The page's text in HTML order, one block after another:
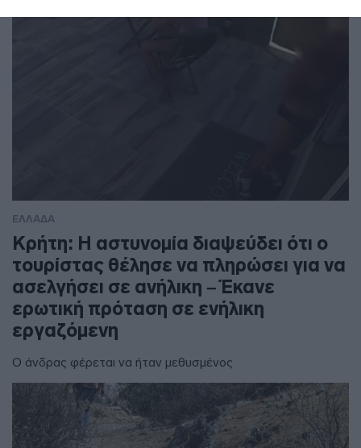
ΕΛΛΑΔΑ
Κρήτη: Η αστυνομία διαψεύδει ότι ο
τουρίστας θέλησε να πληρώσει για να
ασελγήσει σε ανήλικη – Έκανε
ερωτική πρόταση σε ενήλικη
εργαζόμενη
Ο άνδρας φέρεται να ήταν μεθυσμένος